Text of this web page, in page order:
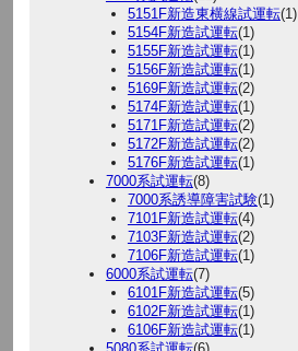
5151F新造東横線試運転(1)
5154F新造試運転(1)
5155F新造試運転(1)
5156F新造試運転(1)
5169F新造試運転(2)
5174F新造試運転(1)
5171F新造試運転(2)
5172F新造試運転(2)
5176F新造試運転(1)
7000系試運転(8)
7000系誘導障害試験(1)
7101F新造試運転(4)
7103F新造試運転(2)
7106F新造試運転(1)
6000系試運転(7)
6101F新造試運転(5)
6102F新造試運転(1)
6106F新造試運転(1)